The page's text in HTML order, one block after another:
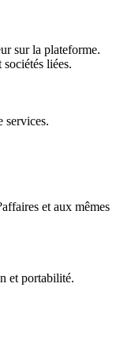
sur la plateforme.
liées.
services.
et aux mêmes
et portabilité.